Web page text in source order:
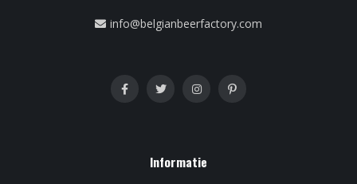
info@belgianbeerfactory.com
Informatie